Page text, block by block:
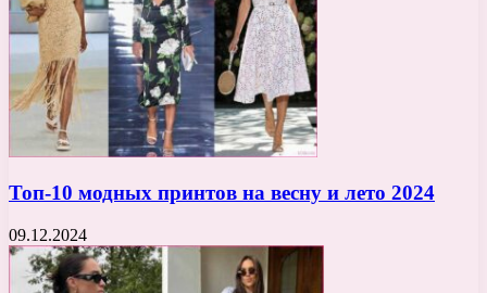
Топ-10 модных принтов на весну и лето 2024
09.12.2024